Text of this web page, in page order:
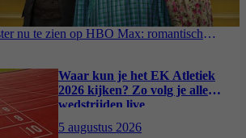
nu te zien op HBO Max: romantisch
Waar kun je het EK Atletiek
2026 kijken? Zo volg je alle
wedstrijden live
5 augustus 2026